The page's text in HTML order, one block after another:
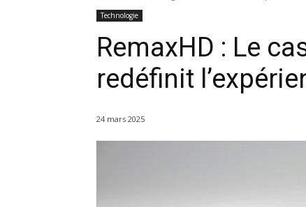
Technologie
RemaxHD : Le
redéfinit
24 mars 2025